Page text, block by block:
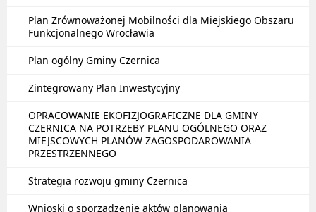
Plan Zrównoważonej Mobilności dla Miejskiego Obszaru
Funkcjonalnego Wrocławia
Plan ogólny Gminy Czernica
Zintegrowany Plan Inwestycyjny
OPRACOWANIE EKOFIZJOGRAFICZNE DLA GMINY
CZERNICA NA POTRZEBY PLANU OGÓLNEGO ORAZ
MIEJSCOWYCH PLANÓW ZAGOSPODAROWANIA
PRZESTRZENNEGO
Strategia rozwoju gminy Czernica
Wnioski o sporządzenie aktów planowania